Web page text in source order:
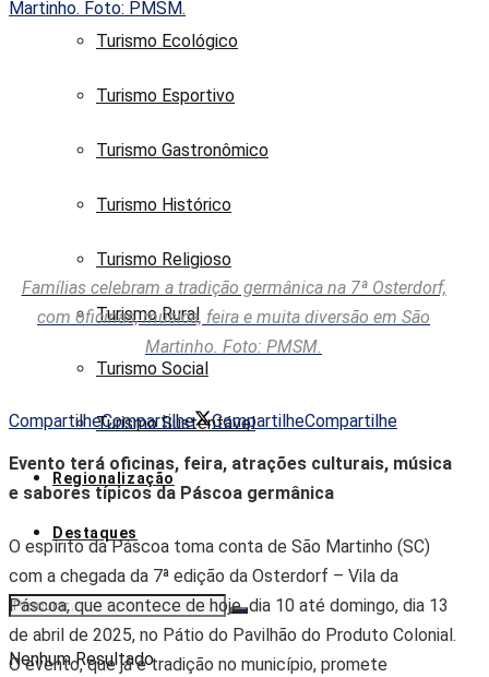
Turismo Ecológico
Turismo Esportivo
Turismo Gastronômico
Turismo Histórico
Turismo Religioso
Turismo Rural
Turismo Social
Turismo Sustentável
Regionalização
Destaques
Nenhum Resultado
Famílias celebram a tradição germânica na 7ª Osterdorf,
com oficinas, música, feira e muita diversão em São
Martinho. Foto: PMSM.
CompartilheCompartilhe CompartilheCompartilhe
Evento terá oficinas, feira, atrações culturais, música
e sabores típicos da Páscoa germânica
O espírito da Páscoa toma conta de São Martinho (SC)
com a chegada da 7ª edição da Osterdorf – Vila da
Páscoa, que acontece de hoje, dia 10 até domingo, dia 13
de abril de 2025, no Pátio do Pavilhão do Produto Colonial.
O evento, que já é tradição no município, promete